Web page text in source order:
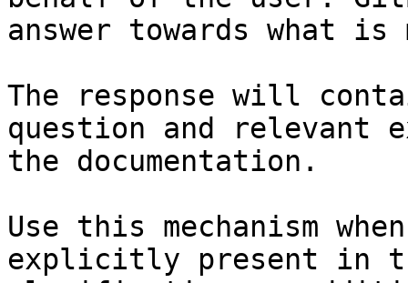
answer towards what
The response will
question and relevant
the documentation.
Use this mechanism
explicitly present in